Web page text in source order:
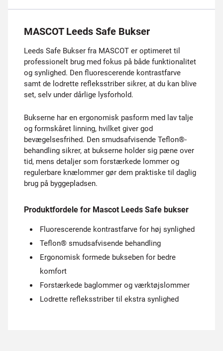
MASCOT Leeds Safe Bukser
Leeds Safe Bukser fra MASCOT er optimeret til
professionelt brug med fokus på både funktionalitet
og synlighed. Den fluorescerende kontrastfarve
samt de lodrette refleksstriber sikrer, at du kan blive
set, selv under dårlige lysforhold.
Bukserne har en ergonomisk pasform med lav talje
og formskåret linning, hvilket giver god
bevægelsesfrihed. Den smudsafvisende Teflon®-
behandling sikrer, at bukserne holder sig pæne over
tid, mens detaljer som forstærkede lommer og
regulerbare knælommer gør dem praktiske til daglig
brug på byggepladsen.
Produktfordele for Mascot Leeds Safe bukser
Fluorescerende kontrastfarve for høj synlighed
Teflon® smudsafvisende behandling
Ergonomisk formede bukseben for bedre
komfort
Forstærkede baglommer og værktøjslommer
Lodrette refleksstriber til ekstra synlighed